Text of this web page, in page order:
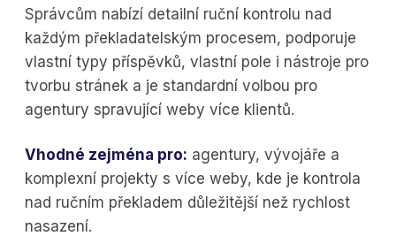
Správcům nabízí detailní ruční kontrolu nad
každým překladatelským procesem, podporuje
vlastní typy příspěvků, vlastní pole i nástroje pro
tvorbu stránek a je standardní volbou pro
agentury spravující weby více klientů.
Vhodné zejména pro: agentury, vývojáře a
komplexní projekty s více weby, kde je kontrola
nad ručním překladem důležitější než rychlost
nasazení.